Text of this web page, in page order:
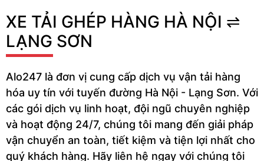
XE TẢI GHÉP HÀNG HÀ NỘI ⇌
LẠNG SƠN
Alo247 là đơn vị cung cấp dịch vụ vận tải hàng
hóa uy tín với tuyến đường Hà Nội - Lạng Sơn. Với
các gói dịch vụ linh hoạt, đội ngũ chuyên nghiệp
và hoạt động 24/7, chúng tôi mang đến giải pháp
vận chuyển an toàn, tiết kiệm và tiện lợi nhất cho
quý khách hàng. Hãy liên hệ ngay với chúng tôi